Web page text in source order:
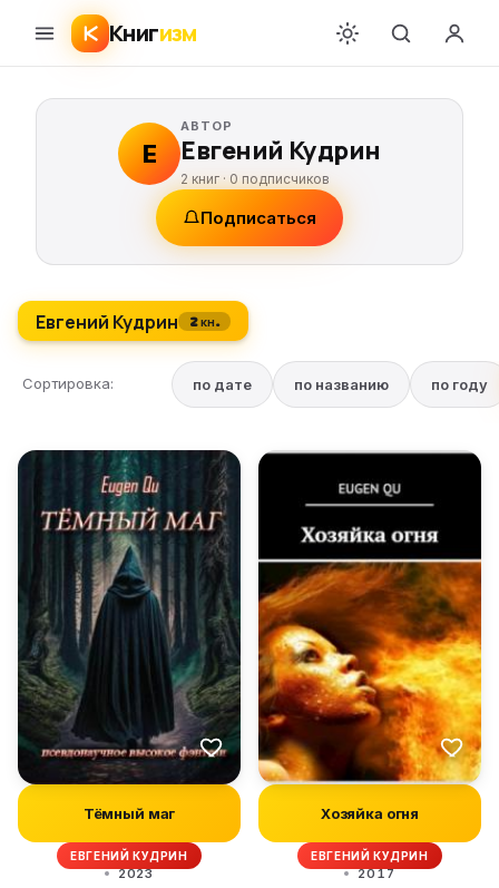
Книгизм
Е
АВТОР
Евгений Кудрин
2 книг ·0 подписчиков
Подписаться
Евгений Кудрин 2 кн.
Сортировка: по дате по названию по году
Тёмный маг
ЕВГЕНИЙ КУДРИН
2023
Хозяйка огня
ЕВГЕНИЙ КУДРИН
2017